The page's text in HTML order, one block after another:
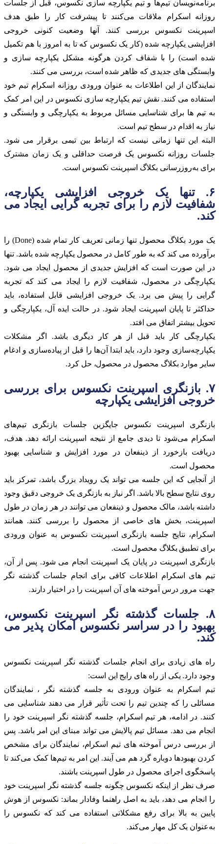
برنامه‌نویسان تیم‌ها و تیم یکپارچه سازی نکسوس، قبل از جلسات
روزانه اسکرام ملاقات می‌کنند تا پیشرفت کار را طبق هدف
اسپرینت نکسوس بررسی کنند. آنها وضعیت کنونی خروجی
افزایشی یکپارچه شده (کار یک نکسوس که تا به امروز با هم تکمیل
شده است) را با شفاف کردن هرگونه مشکل یکپارچه سازی و
وابستگی های جدیدی که ظاهر شده است، بررسی می کنند.
نمایندگان از این اطلاعات به عنوان ورودی روزانه اسکرام تیم خود
استفاده می کنند. نقش تیم یکپارچه سازی نکسوس در این امر کمک
به تیم ها برای شناسایی مسائل مربوط به یکپارچگی و وابستگی و
نیاز به اقدام در سطح تیم است.
البته این تنها زمانی نیست که ارتباط بین تیمی برقرار می شود.
جلسات روزانه نکسوس یک فرصت حداقلی و یک زمان مشترک
برای به‌روزرسانی بکلاگ اسپرینت نکسوس است.
۶. تنها یک خروجی افزایشی یکپارچه،
شفافیت لازم را برای تجربه گرایی ایجاد می
کند.
یک مورد بکلاگ محصول تنها زمانی تعریف کار تمام شده (Done) را
برآورده می کند که به طور کامل در محصول یکپارچه شده باشد. تنها
در این صورت است که افزایش جدیدی از محصول ایجاد می شود.
یکپارچگی در محصول، شفافیت لازم را ایجاد می کند که تجربه
گرایی را پیش می برد. یک خروجی افزایشی قابل استفاده، باید
حداکثر تا پایان اسپرینت ایجاد شود. در حالت ایده آل، یکپارچگی و
تحویل بیشتر اتفاق می افتد.
یکپارچگی کار باید قبل از هر کار دیگری باشد. اگر مشکلات
یکپارچه‌سازی وجود دارد، باید ابتدا آن‌ها را قبل از پیاده‌سازی و ادغام
سایر موارد بکلاگ محصول در محصول، حل کرد.
۷. بازنگری اسپرینت نکسوس برای بررسی
خروجی افزایشی یکپارچه
بازنگری اسپرینت نکسوس جایگزین جلسات بازنگری تیم‌های
اسکرام می‌شود تا دیدی جامع از نتیجه اسپرینت ارائه دهد. هدف،
دریافت بازخورد از ذینفعان در مورد افزایش و شناسایی بهبود
محصول است.
از آنجایی که این جلسه می تواند یک رویداد بزرگ باشد، تمرکز باید
روی نتایج سطح بالا باشد. اگر نیاز به بازنگری یک خروجی دقیق وجود
داشته باشد، مالک محصول و ذینفعان می توانند در هر زمان در طول
اسپرینت، بخش های خاصی از محصول را بررسی کنند. همانند
اسکرام، نتایج جلسه بازنگری اسپرینت نکسوس به عنوان ورودی
برای تطبیق بکلاگ محصول است.
بازنگری اسپرینت در پایان یک اسپرینت انجام می شود. پس از آن،
تیم های اسکرام اطلاعات کافی برای انجام جلسات گذشته نگر
جهت مرور درس آموخته های آن اسپرینت را در اختیار دارند.
۸. جلسات گذشته نگر اسپرینت نکسوس،
بهبود را در سراسر نکسوس امکان پذیر می
کند.
راه های زیادی برای انجام جلسات گذشته نگر اسپرینت نکسوس
وجود دارد. یکی از راه های رایج این است:
تیم اسکرام به عنوان ورودی به جلسه گذشته نگر ، نمایندگان
مسائلی را که چندین تیم را تحت تأثیر قرار می دهند شناسایی می
کنند. در ادامه، هر تیم اسکرام، جلسه گذشته نگر اسپرینت خود را
انجام می دهد. مسائل تیم پالایش می تواند مبنای این امر باشد. پس
از بررسی درس آموخته های تیم اسکرام، نمایندگان برای مشخص
کردن بهبودها دوباره گرد هم می آیند. این امر به تیم‌ها کمک می‌کند تا
پاسخگوی اجرای محصول در طول اسپرینت باشند.
صرف نظر از اینکه نکسوس چگونه جلسه گذشته نگر اسپرینت خود
را انجام می دهد، باید به اصل راهنما وفادار بماند: نکسوس از هوش
پایین به بالا برای رفع مشکلاتی استفاده می کند که نکسوس را
به‌عنوان یک کل مهار می‌کند.